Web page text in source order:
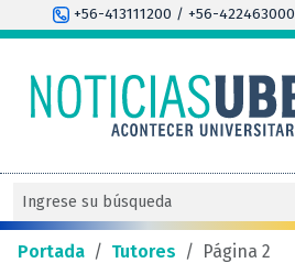
+56-413111200 / +56-422463000
Portada / Tutores / Página 2